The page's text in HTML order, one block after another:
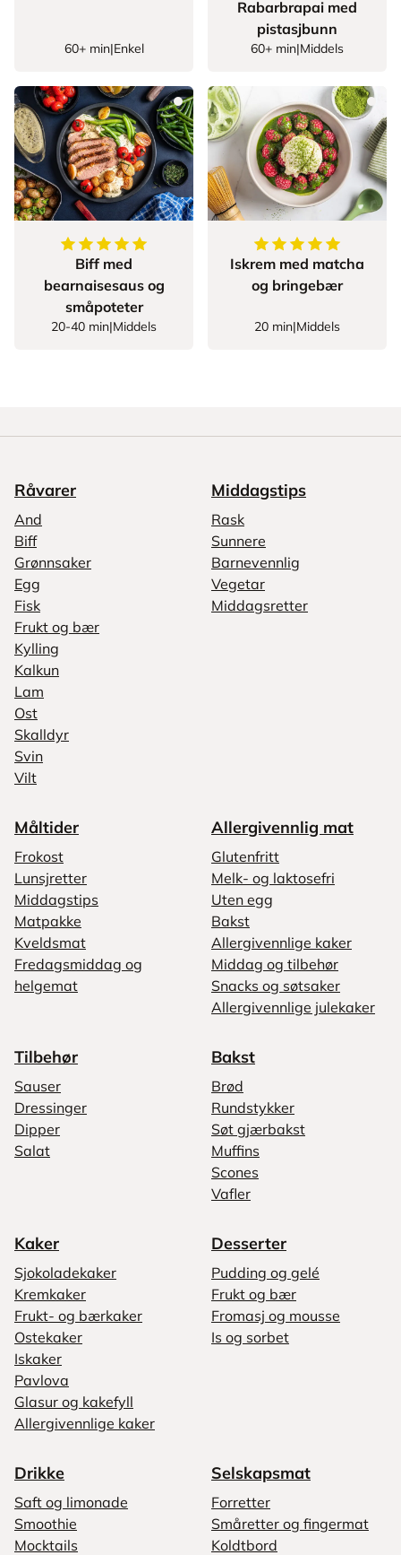
60+ min|Enkel
Rabarbrapai med
pistasjbunn
60+ min|Middels
5av5stjerner
Biff med
bearnaisesaus og
småpoteter
20-40 min|Middels
5av5stjerner
Iskrem med matcha
og bringebær
20 min|Middels
Råvarer
And
Biff
Grønnsaker
Egg
Fisk
Frukt og bær
Kylling
Kalkun
Lam
Ost
Skalldyr
Svin
Vilt
Middagstips
Rask
Sunnere
Barnevennlig
Vegetar
Middagsretter
Måltider
Frokost
Lunsjretter
Middagstips
Matpakke
Kveldsmat
Fredagsmiddag og
helgemat
Allergivennlig mat
Glutenfritt
Melk- og laktosefri
Uten egg
Bakst
Allergivennlige kaker
Middag og tilbehør
Snacks og søtsaker
Allergivennlige julekaker
Tilbehør
Sauser
Dressinger
Dipper
Salat
Bakst
Brød
Rundstykker
Søt gjærbakst
Muffins
Scones
Vafler
Kaker
Sjokoladekaker
Kremkaker
Frukt- og bærkaker
Ostekaker
Iskaker
Pavlova
Glasur og kakefyll
Allergivennlige kaker
Desserter
Pudding og gelé
Frukt og bær
Fromasj og mousse
Is og sorbet
Drikke
Saft og limonade
Smoothie
Mocktails
Selskapsmat
Forretter
Småretter og fingermat
Koldtbord